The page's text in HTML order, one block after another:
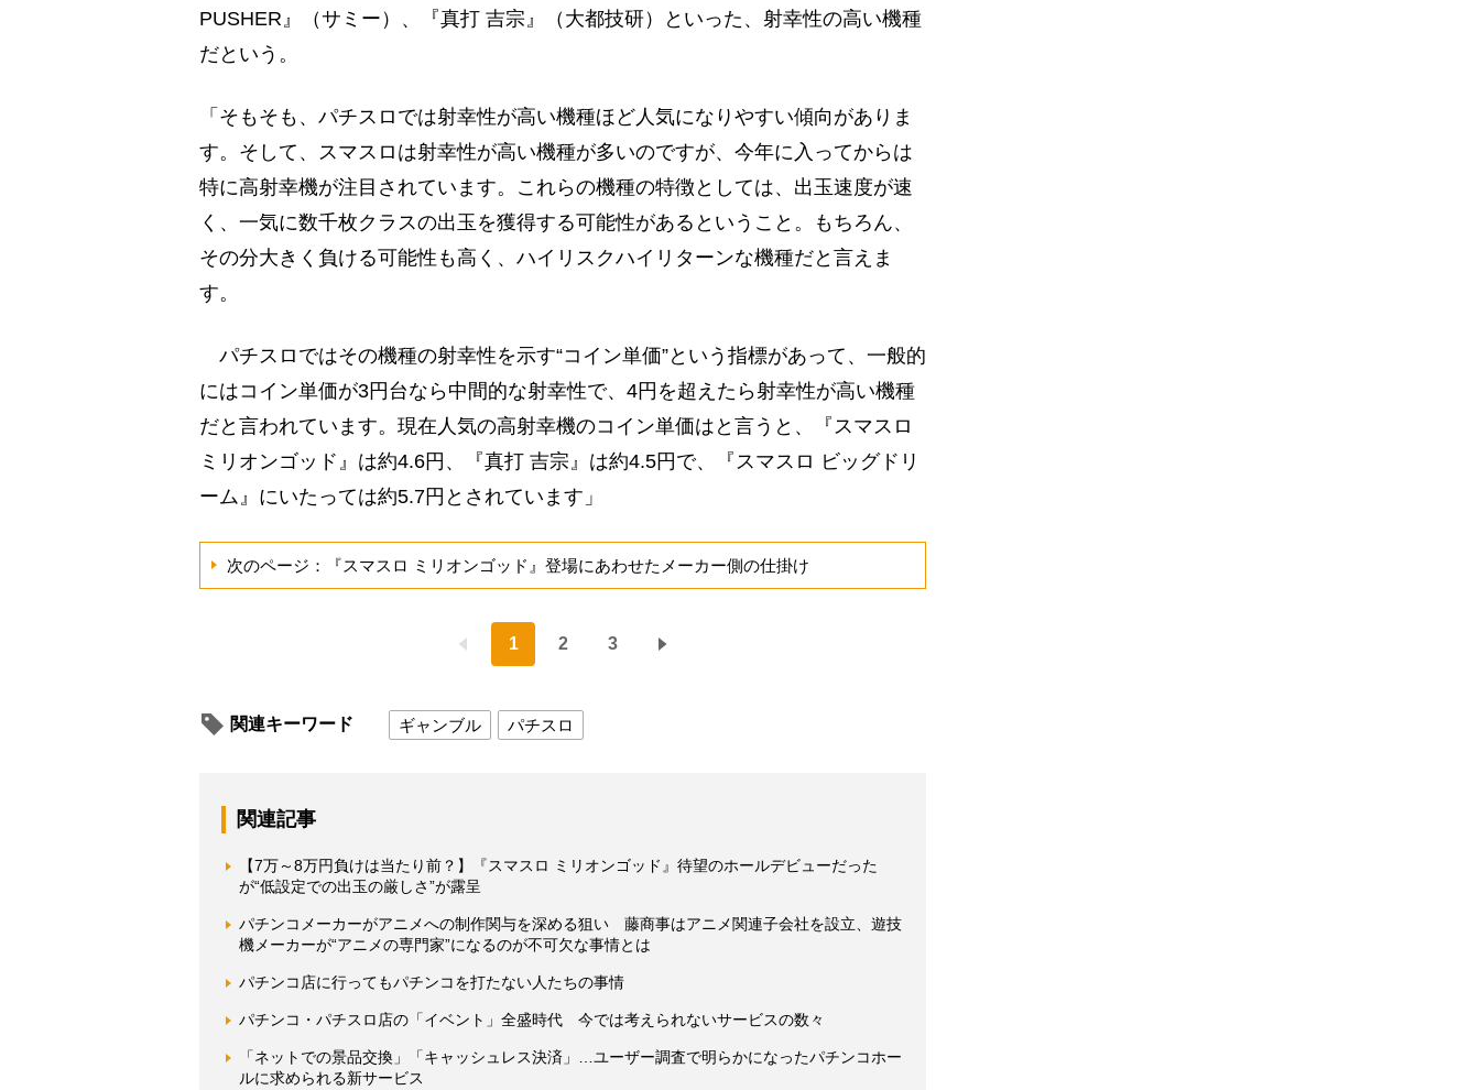
PUSHER』（サミー）、『真打 吉宗』（大都技研）といった、射幸性の高い機種
だという。
「そもそも、パチスロでは射幸性が高い機種ほど人気になりやすい傾向がありま
す。そして、スマスロは射幸性が高い機種が多いのですが、今年に入ってからは
特に高射幸機が注目されています。これらの機種の特徴としては、出玉速度が速
く、一気に数千枚クラスの出玉を獲得する可能性があるということ。もちろん、
その分大きく負ける可能性も高く、ハイリスクハイリターンな機種だと言えま
す。
パチスロではその機種の射幸性を示す“コイン単価”という指標があって、一般的
にはコイン単価が3円台なら中間的な射幸性で、4円を超えたら射幸性が高い機種
だと言われています。現在人気の高射幸機のコイン単価はと言うと、『スマスロ
ミリオンゴッド』は約4.6円、『真打 吉宗』は約4.5円で、『スマスロ ビッグドリ
ーム』にいたっては約5.7円とされています」
次のページ：『スマスロ ミリオンゴッド』登場にあわせたメーカー側の仕掛け
1 2 3
関連キーワード ギャンブル パチスロ
関連記事
【7万～8万円負けは当たり前？】『スマスロ ミリオンゴッド』待望のホールデビューだった
が“低設定での出玉の厳しさ”が露呈
パチンコメーカーがアニメへの制作関与を深める狙い 藤商事はアニメ関連子会社を設立、遊技
機メーカーが“アニメの専門家”になるのが不可欠な事情とは
パチンコ店に行ってもパチンコを打たない人たちの事情
パチンコ・パチスロ店の「イベント」全盛時代 今では考えられないサービスの数々
「ネットでの景品交換」「キャッシュレス決済」…ユーザー調査で明らかになったパチンコホー
ルに求められる新サービス